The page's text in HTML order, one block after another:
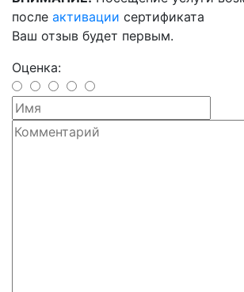
после активации сертификата
Ваш отзыв будет первым.
Оценка: